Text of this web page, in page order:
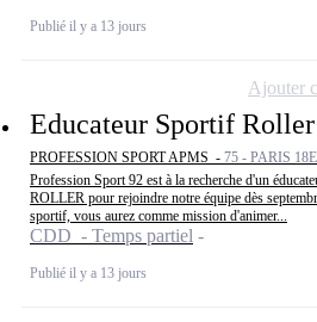
Publié il y a 13 jours
Educateur Sportif
PROFESSION SPORT APMS - 75 - PARIS
Profession Sport 92 est à la recherche d'un
ROLLER pour rejoindre notre équipe dès
sportif, vous aurez comme mission d'animer...
CDD - Temps partiel
Publié il y a 13 jours
Ajouter